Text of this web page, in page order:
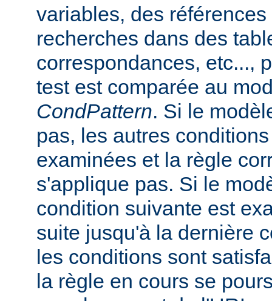
variables, des
recherches dans des
correspondances, etc...,
test est comparée au
CondPattern. Si le
pas, les autres
examinées et la règle
s'applique pas. Si le
condition suivante est
suite jusqu'à la dernière
les conditions sont
la règle en cours se